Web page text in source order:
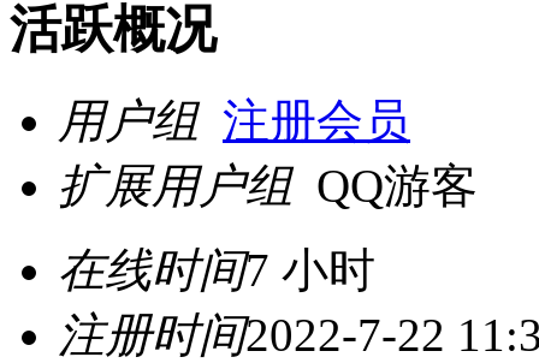
活跃概况
用户组 注册会员
扩展用户组 QQ游客
在线时间7 小时
注册时间2022-7-22